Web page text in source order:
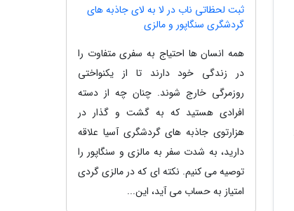
ثبت لحظاتی ناب در لا به لای جاذبه های
گردشگری سنگاپور و مالزی
همه انسان ها احتیاج به سفری متفاوت را
در زندگی خود دارند تا از یکنواختی
روزمرگی خارج شوند. چنان چه از دسته
افرادی هستید که به گشت و گذار در
هزارتوی جاذبه های گردشگری آسیا علاقه
دارید، به شدت سفر به مالزی و سنگاپور را
توصیه می کنیم. نکته ای که در مالزی گردی
امتیاز به حساب می آید، این...